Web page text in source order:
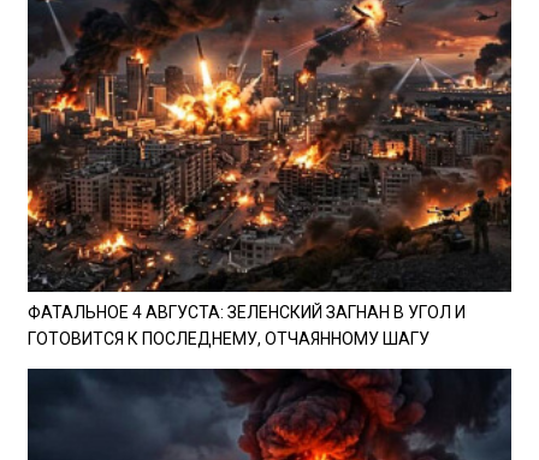
ФАТАЛЬНОЕ 4 АВГУСТА: ЗЕЛЕНСКИЙ ЗАГНАН В УГОЛ И
ГОТОВИТСЯ К ПОСЛЕДНЕМУ, ОТЧАЯННОМУ ШАГУ